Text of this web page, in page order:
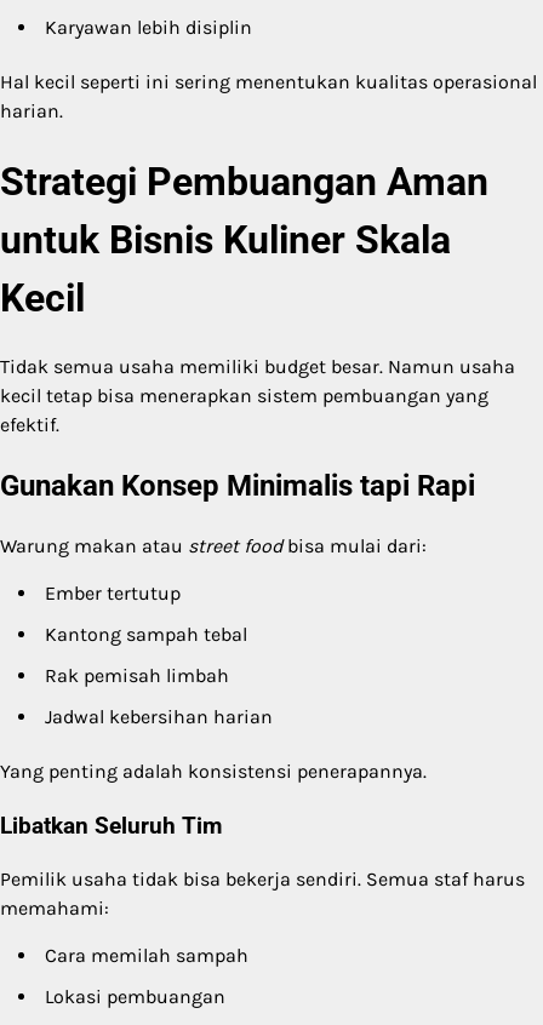
Karyawan lebih disiplin
Hal kecil seperti ini sering menentukan kualitas operasional
harian.
Strategi Pembuangan Aman
untuk Bisnis Kuliner Skala
Kecil
Tidak semua usaha memiliki budget besar. Namun usaha
kecil tetap bisa menerapkan sistem pembuangan yang
efektif.
Gunakan Konsep Minimalis tapi Rapi
Warung makan atau street foodbisa mulai dari:
Ember tertutup
Kantong sampah tebal
Rak pemisah limbah
Jadwal kebersihan harian
Yang penting adalah konsistensi penerapannya.
Libatkan Seluruh Tim
Pemilik usaha tidak bisa bekerja sendiri. Semua staf harus
memahami:
Cara memilah sampah
Lokasi pembuangan